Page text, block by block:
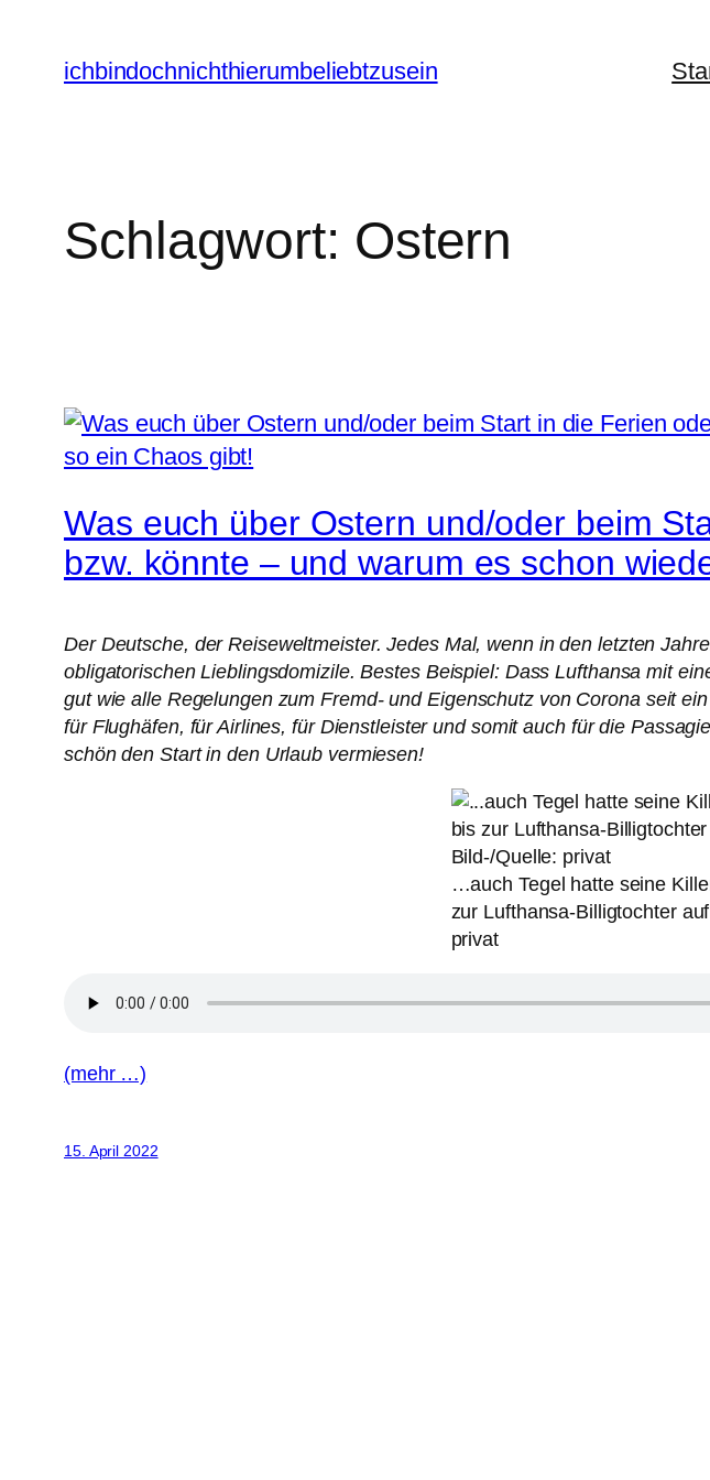
Inhalt
springen
ichbindochnichthierumbeliebtzusein
Schlagwort: Ostern
Was euch über Ostern und/oder beim
bzw. könnte – und warum es schon
Der Deutsche, der Reiseweltmeister. Jedes Mal, wenn in den letzten
obligatorischen Lieblingsdomizile. Bestes Beispiel: Dass Lufthansa mit
gut wie alle Regelungen zum Fremd- und Eigenschutz von Corona seit
für Flughäfen, für Airlines, für Dienstleister und somit auch für die
schön den Start in den Urlaub vermiesen!
…auch Tegel hatte seine
zur Lufthansa-Billigtochter
privat
(mehr …)
15. April 2022